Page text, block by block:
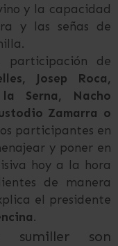
y la capacidad
y las señas de
participación de
Josep Roca,
Serna, Nacho
Zamarra o
participantes en
y poner en
hoy a la hora
de manera
el presidente
.
sumiller son